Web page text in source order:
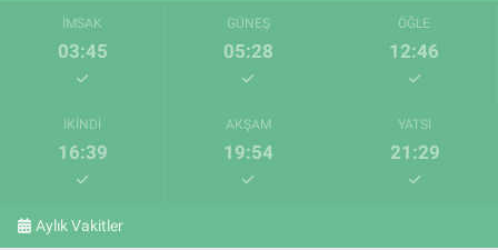
İMSAK
03:45
GÜNEŞ
05:28
ÖĞLE
12:46
İKINDI
16:39
AKŞAM
19:54
YATSI
21:29
Aylık Vakitler